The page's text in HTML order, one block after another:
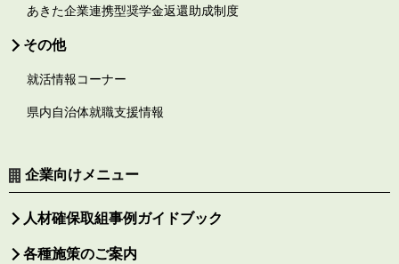
あきた企業連携型奨学金返還助成制度
その他
就活情報コーナー
県内自治体就職支援情報
企業向けメニュー
人材確保取組事例ガイドブック
各種施策のご案内